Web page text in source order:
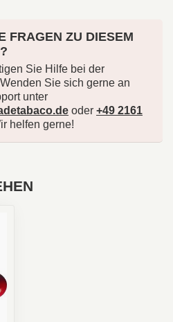
FRAGEN ZU DIESEM
Sie Hilfe bei der
Sie sich gerne an
unter
oder +49 2161
helfen gerne!